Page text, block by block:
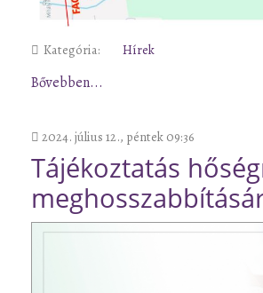
Kategória: Hírek
Bővebben...
2024. július 12., péntek 09:36
Tájékoztatás